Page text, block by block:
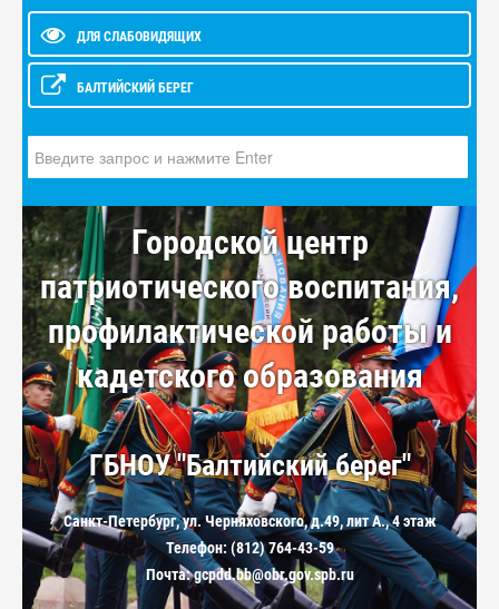
ДЛЯ СЛАБОВИДЯЩИХ
БАЛТИЙСКИЙ БЕРЕГ
Городской центр
патриотического воспитания,
профилактической работы и
кадетского образования
ГБНОУ "Балтийский берег"
Санкт-Петербург, ул. Черняховского, д.49, лит А., 4 этаж
Телефон: (812) 764-43-59
Почта: gcpdd.bb@obr.gov.spb.ru